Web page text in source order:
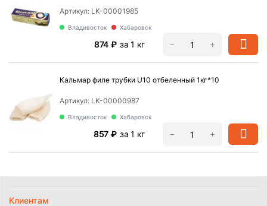
Владивосток Хабаровск
Артикул: LK-00001985
‍874‍ ₽ за 1 кг +
−
Кальмар филе трубки U10 отбеленный 1кг*10
Владивосток Хабаровск
Артикул: LK-00000987
‍857‍ ₽ за 1 кг +
−
Клиентам